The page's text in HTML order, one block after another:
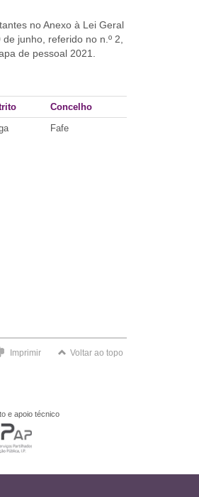
no Anexo à Lei Geral
junho, referido no n.º 2,
de pessoal 2021.
Concelho
Fafe
Imprimir Voltar ao topo
e apoio técnico